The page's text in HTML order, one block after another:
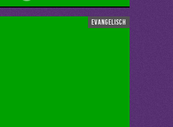
evangelisch